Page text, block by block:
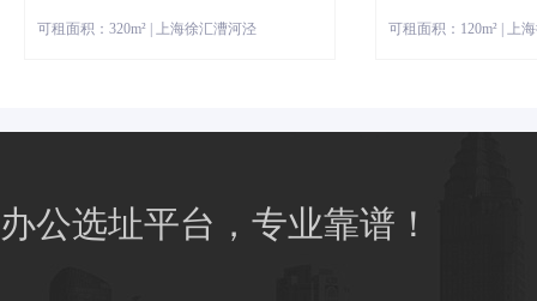
可租面积：320m² | 上海徐汇漕河泾 可租面积：120m² | 上
办公选址平台，专业靠谱！